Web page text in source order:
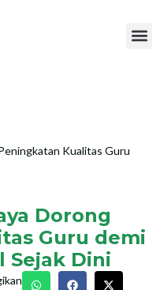
Kualitas Guru
Dorong
Guru demi
Sejak Dini